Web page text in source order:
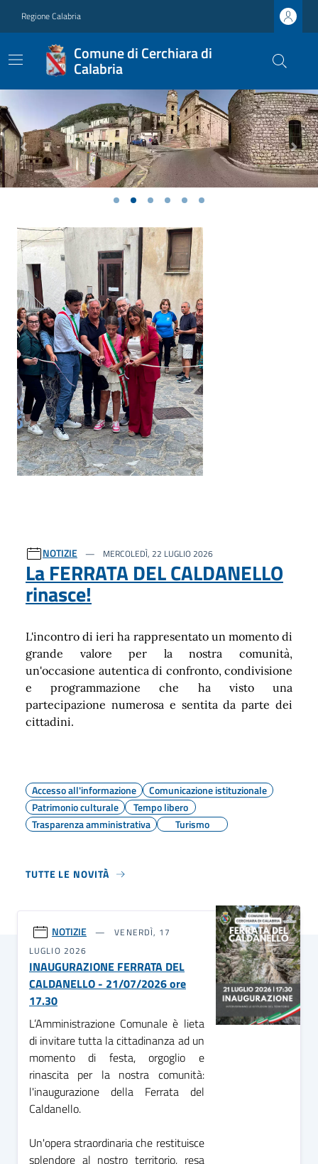
Regione Calabria
Comune di Cerchiara di
Calabria
Previous Next
Ultime notizie
NOTIZIE MERCOLEDÌ, 22 LUGLIO 2026
La FERRATA DEL CALDANELLO
rinasce!
L'incontro di ieri ha rappresentato un momento di
grande valore per la nostra comunità,
un'occasione autentica di confronto, condivisione
e programmazione che ha visto una
partecipazione numerosa e sentita da parte dei
cittadini.
Accesso all'informazione
Comunicazione istituzionale
Patrimonio culturale
Tempo libero
Trasparenza amministrativa
Turismo
TUTTE LE NOVITÀ
NOTIZIE
VENERDÌ, 17
LUGLIO 2026
INAUGURAZIONE FERRATA DEL
CALDANELLO - 21/07/2026 ore
17.30
L’Amministrazione Comunale è lieta
di invitare tutta la cittadinanza ad un
momento di festa, orgoglio e
rinascita per la nostra comunità:
l'inaugurazione della Ferrata del
Caldanello.
Un'opera straordinaria che restituisce
splendore al nostro territorio, resa